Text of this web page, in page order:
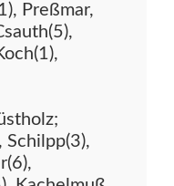
Preßmar,
Schilpp(3),